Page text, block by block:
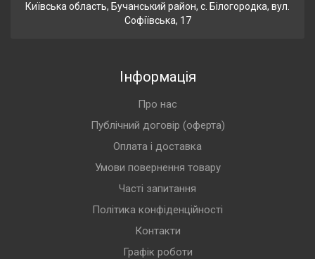
Київська область, Бучанський район, с. Білогородка, вул.
Софіївська, 17
Інформація
Про нас
Публічний договір (оферта)
Оплата і доставка
Умови повернення товару
Часті запитання
Політика конфіденційності
Контакти
Графік роботи